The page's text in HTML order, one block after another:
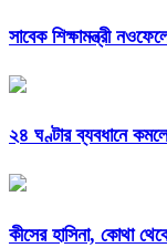
সাবেক শিক্ষামন্ত্রী
২৪ ঘণ্টার ব্যবধানে
কীসের হাসিনা, কোথা